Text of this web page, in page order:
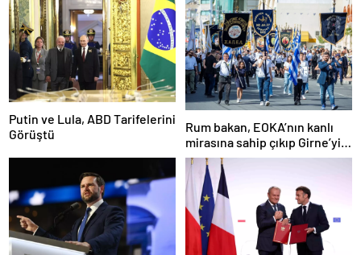
Putin ve Lula, ABD Tarifelerini
Görüştü
Rum bakan, EOKA’nın kanlı
mirasına sahip çıkıp Girne’yi
hedef gösterdi